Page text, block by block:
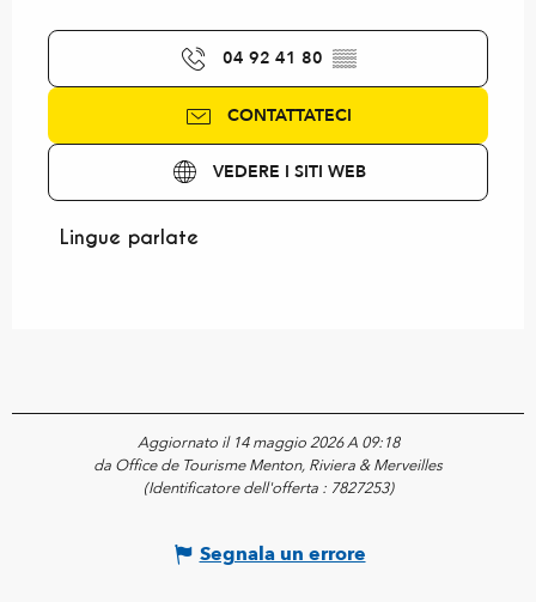
04 92 41 80 ▒▒
CONTATTATECI
VEDERE I SITI WEB
Lingue parlate
Lingue parlate
Aggiornato il 14 maggio 2026 A 09:18
da Office de Tourisme Menton, Riviera & Merveilles
(Identificatore dell'offerta : 7827253)
Segnala un errore